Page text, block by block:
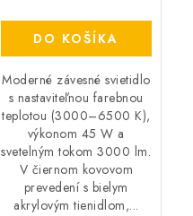
DO KOŠÍKA
Moderné závesné svietidlo
s nastaviteľnou farebnou
teplotou (3000–6500 K),
výkonom 45 W a
svetelným tokom 3000 lm.
V čiernom kovovom
prevedení s bielym
akrylovým tienidlom,...